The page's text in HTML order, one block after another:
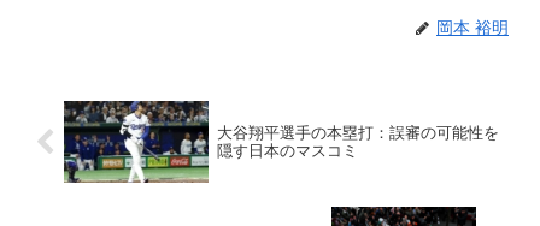
岡本 裕明
大谷翔平選手の本塁打：誤審の可能性を
隠す日本のマスコミ